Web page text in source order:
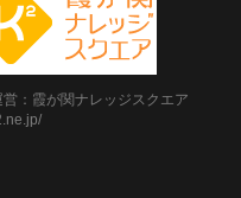
：霞が関ナレッジスクエア